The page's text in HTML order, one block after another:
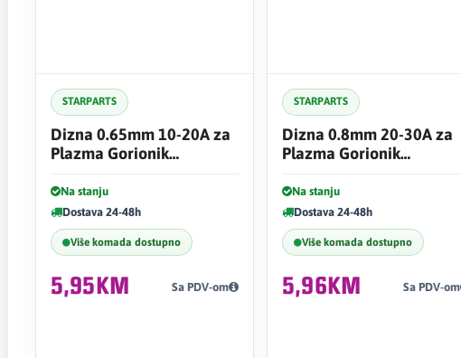
STARPARTS
Dizna 0.65mm 10-20A za
Plazma Gorionik
51318.06
Na stanju
Dostava 24-48h
Više komada dostupno
5,95KM Sa PDV-om
STARPARTS
Dizna 0.8mm 20-30A za
Plazma Gorionik
51318.08
Na stanju
Dostava 24-48h
Više komada dostupno
5,96KM Sa PDV-om